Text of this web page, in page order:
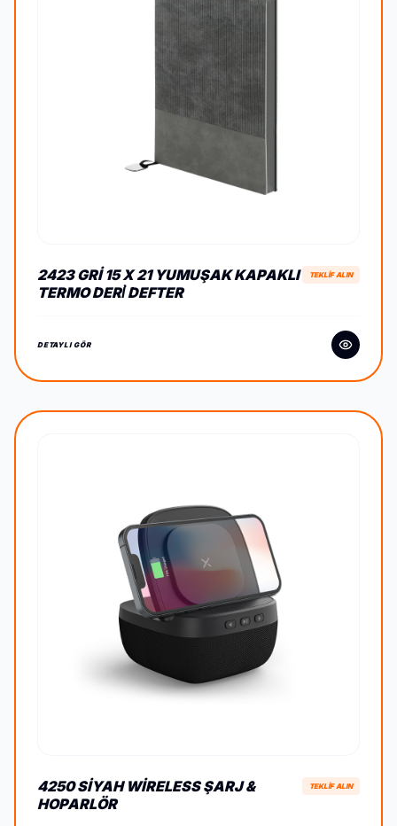
2423 GRI 15 X 21 YUMUŞAK KAPAKLI
TERMO DERİ DEFTER
TEKLİF ALIN
DETAYLI GÖR
4250 SIYAH WIRELESS ŞARJ &
HOPARLÖR
TEKLİF ALIN